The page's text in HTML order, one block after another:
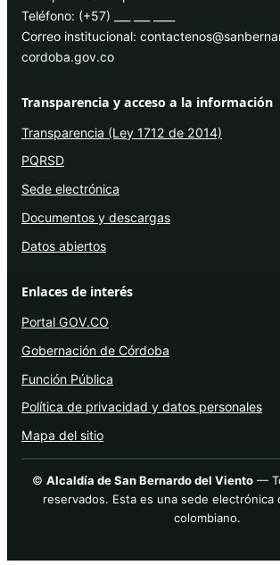
Teléfono: (+57) ___ ___ ____
Correo institucional:
cordoba.gov.co
Transparencia y acceso a la información
Transparencia (Ley 1712 de 2014)
PQRSD
Sede electrónica
Documentos y descargas
Datos abiertos
Enlaces de interés
Portal GOV.CO
Gobernación de Córdoba
Función Pública
Política de privacidad y datos personales
Mapa del sitio
© Alcaldía de San Bernardo del Viento —
reservados. Esta es una sede electrónica
colombiano.